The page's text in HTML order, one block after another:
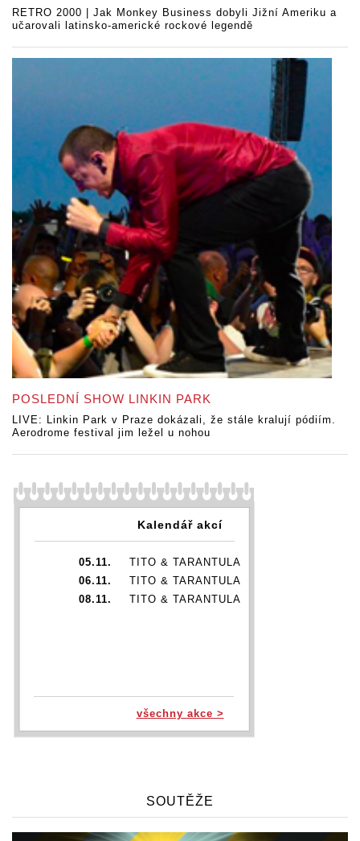
RETRO 2000 | Jak Monkey Business dobyli Jižní Ameriku a
učarovali latinsko-americké rockové legendě
POSLEDNÍ SHOW LINKIN PARK
LIVE: Linkin Park v Praze dokázali, že stále kralují pódiím.
Aerodrome festival jim ležel u nohou
Kalendář akcí
05.11.
TITO & TARANTULA
06.11.
TITO & TARANTULA
08.11.
TITO & TARANTULA
všechny akce >
SOUTĚŽE